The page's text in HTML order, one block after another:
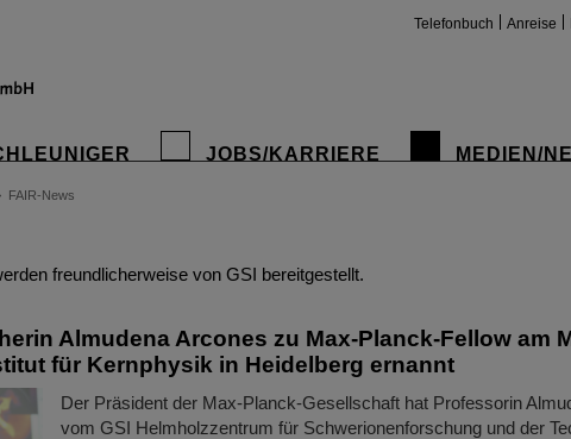
Telefonbuch Anreise
JOBS/KARRIERE MEDIEN/
FAIR-News
freundlicherweise von GSI bereitgestellt.
Almudena Arcones zu Max-Planck-Fellow am
für Kernphysik in Heidelberg ernannt
Der Präsident der Max-Planck-Gesellschaft hat Professorin
vom GSI Helmholzzentrum für Schwerionenforschung und der